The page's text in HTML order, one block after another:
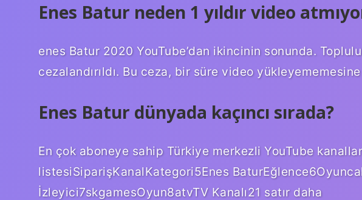
Enes Batur neden 1 yıldır video
enes Batur 2020 YouTube’dan ikincinin sonunda.
cezalandırıldı. Bu ceza, bir süre video
Enes Batur dünyada kaçıncı sırada?
En çok aboneye sahip Türkiye merkezli YouTube
listesiSiparişKanalKategori5Enes
İzleyici7skgamesOyun8atvTV Kanalı21 satır daha